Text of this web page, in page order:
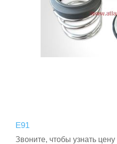
E91
Звоните, чтобы узнать цену